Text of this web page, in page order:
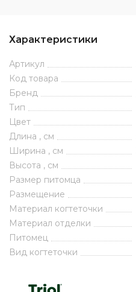
Характеристики
Артикул
Код товара
Бренд
Тип
Цвет
Длина , см
Ширина , см
Высота , см
Размер питомца
Размещение
Материал когтеточки
Материал отделки
Питомец
Вид когтеточки